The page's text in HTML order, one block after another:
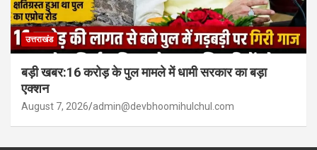
उत्तराखंड
बड़ी खबर:16 करोड़ के पुल मामले में धामी सरकार का बड़ा
एक्शन
August 7, 2026 admin@devbhoomihulchul.com